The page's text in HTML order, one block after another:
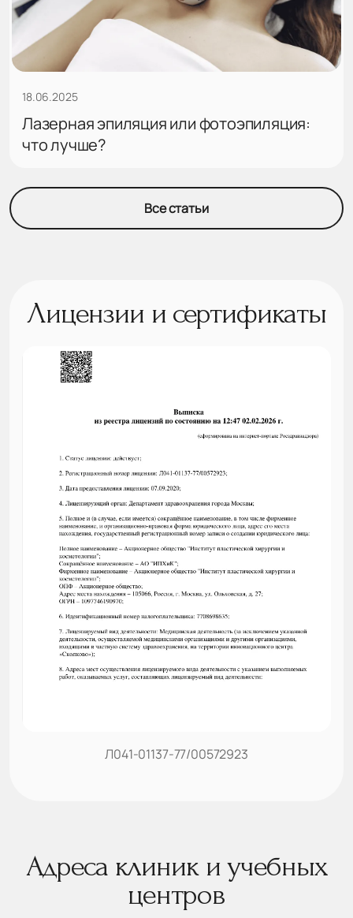
18.06.2025
Лазерная эпиляция или фотоэпиляция:
что лучше?
Все статьи
Лицензии и сертификаты
Л041-01137-77/00572923
Адреса клиник и учебных
центров